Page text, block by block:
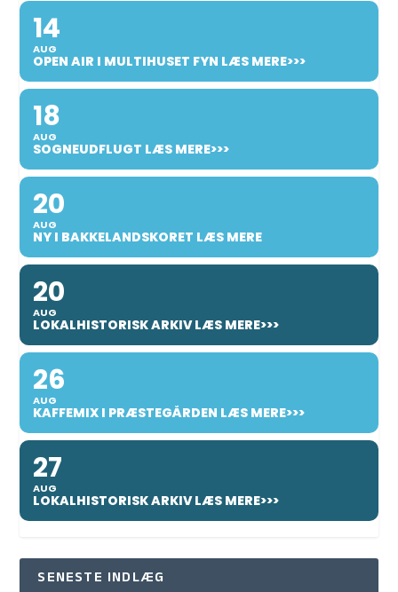
14
AUG
OPEN AIR I MULTIHUSET FYN LÆS MERE>>>
18
AUG
SOGNEUDFLUGT LÆS MERE>>>
20
AUG
NY I BAKKELANDSKORET LÆS MERE
20
AUG
LOKALHISTORISK ARKIV LÆS MERE>>>
26
AUG
KAFFEMIX I PRÆSTEGÅRDEN LÆS MERE>>>
27
AUG
LOKALHISTORISK ARKIV LÆS MERE>>>
SENESTE INDLÆG